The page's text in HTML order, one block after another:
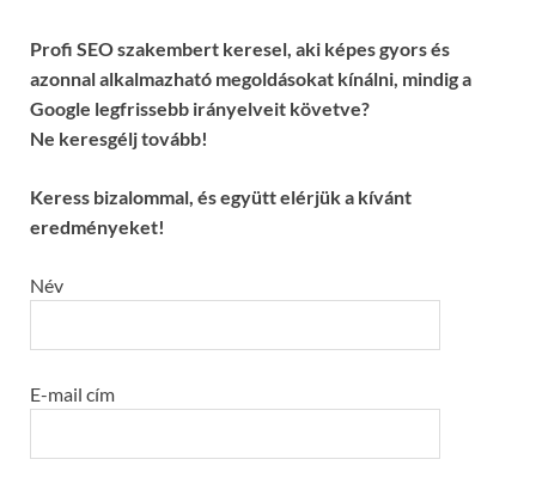
Profi SEO szakembert keresel, aki képes gyors és
azonnal alkalmazható megoldásokat kínálni, mindig a
Google legfrissebb irányelveit követve?
Ne keresgélj tovább!
Keress bizalommal, és együtt elérjük a kívánt
eredményeket!
Név
E-mail cím